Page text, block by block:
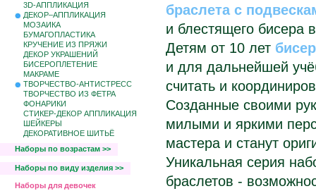
3D-АППЛИКАЦИЯ
ДЕКОР–АППЛИКАЦИЯ
МОЗАИКА
БУМАГОПЛАСТИКА
КРУЧЕНИЕ ИЗ ПРЯЖИ
ДЕКОР УКРАШЕНИЙ
БИCЕРОПЛЕТЕНИЕ
МАКРАМЕ
ТВОРЧЕСТВО-АНТИСТРЕСС
ТВОРЧЕСТВО ИЗ ФЕТРА
ФОНАРИКИ
СТИКЕР-ДЕКОР АППЛИКАЦИЯ
ШЕЙКЕРЫ
ДЕКОРАТИВНОЕ ШИТЬЁ
Наборы по возрастам >>
Наборы по виду изделия >>
Наборы для девочек
браслета с
и блестящего бисера
Детям от 10 лет
и для дальнейшей
считать и
Созданные своими
милыми и яркими
мастера и станут
Уникальная серия
браслетов -